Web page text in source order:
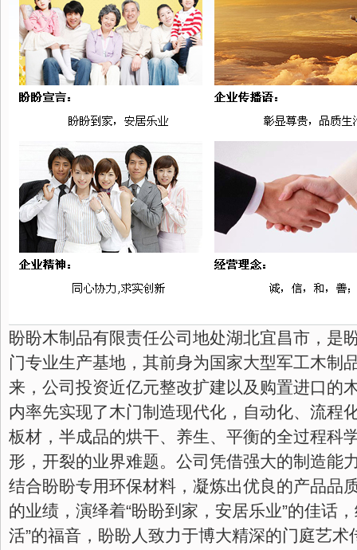
盼盼木制品有限责任公司地处湖北宜昌市，是
门专业生产基地，其前身为国家大型军工木制
来，公司投资近亿元整改扩建以及购置进口的
内率先实现了木门制造现代化，自动化、流程
板材，半成品的烘干、养生、平衡的全过程科
形，开裂的业界难题。公司凭借强大的制造能
结合盼盼专用环保材料，凝炼出优良的产品品
的业绩，演绎着“盼盼到家，安居乐业”的佳话
活”的福音，盼盼人致力于博大精深的门庭艺